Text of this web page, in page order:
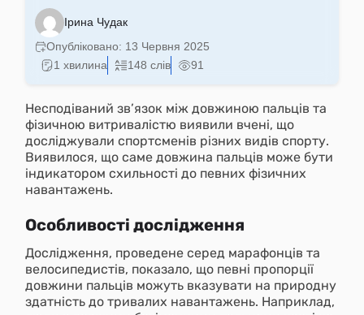
Ірина Чудак
1 хвилина 148 слів 91
Опубліковано: 13 Червня 2025
Несподіваний зв’язок між довжиною пальців та
фізичною витривалістю виявили вчені, що
досліджували спортсменів різних видів спорту.
Виявилося, що саме довжина пальців може бути
індикатором схильності до певних фізичних
навантажень.
Особливості дослідження
Дослідження, проведене серед марафонців та
велосипедистів, показало, що певні пропорції
довжини пальців можуть вказувати на природну
здатність до тривалих навантажень. Наприклад,